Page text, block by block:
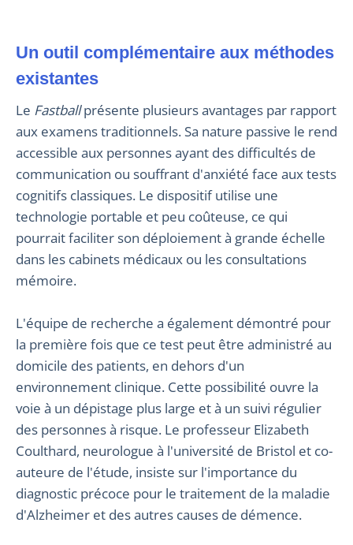
Un outil complémentaire aux méthodes
existantes
Le Fastballprésente plusieurs avantages par rapport
aux examens traditionnels. Sa nature passive le rend
accessible aux personnes ayant des difficultés de
communication ou souffrant d'anxiété face aux tests
cognitifs classiques. Le dispositif utilise une
technologie portable et peu coûteuse, ce qui
pourrait faciliter son déploiement à grande échelle
dans les cabinets médicaux ou les consultations
mémoire.
L'équipe de recherche a également démontré pour
la première fois que ce test peut être administré au
domicile des patients, en dehors d'un
environnement clinique. Cette possibilité ouvre la
voie à un dépistage plus large et à un suivi régulier
des personnes à risque. Le professeur Elizabeth
Coulthard, neurologue à l'université de Bristol et co-
auteure de l'étude, insiste sur l'importance du
diagnostic précoce pour le traitement de la maladie
d'Alzheimer et des autres causes de démence.